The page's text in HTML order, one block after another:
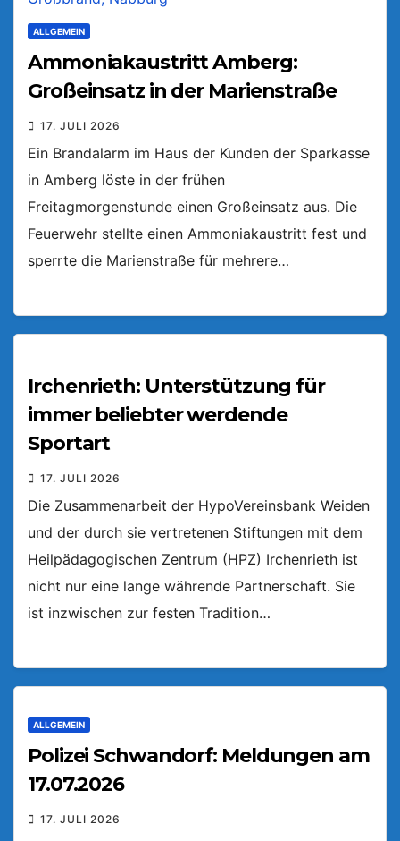
ALLGEMEIN
Ammoniakaustritt Amberg:
Großeinsatz in der Marienstraße
17. JULI 2026
Ein Brandalarm im Haus der Kunden der Sparkasse
in Amberg löste in der frühen
Freitagmorgenstunde einen Großeinsatz aus. Die
Feuerwehr stellte einen Ammoniakaustritt fest und
sperrte die Marienstraße für mehrere…
Irchenrieth: Unterstützung für
immer beliebter werdende
Sportart
17. JULI 2026
Die Zusammenarbeit der HypoVereinsbank Weiden
und der durch sie vertretenen Stiftungen mit dem
Heilpädagogischen Zentrum (HPZ) Irchenrieth ist
nicht nur eine lange währende Partnerschaft. Sie
ist inzwischen zur festen Tradition…
ALLGEMEIN
Polizei Schwandorf: Meldungen am
17.07.2026
17. JULI 2026